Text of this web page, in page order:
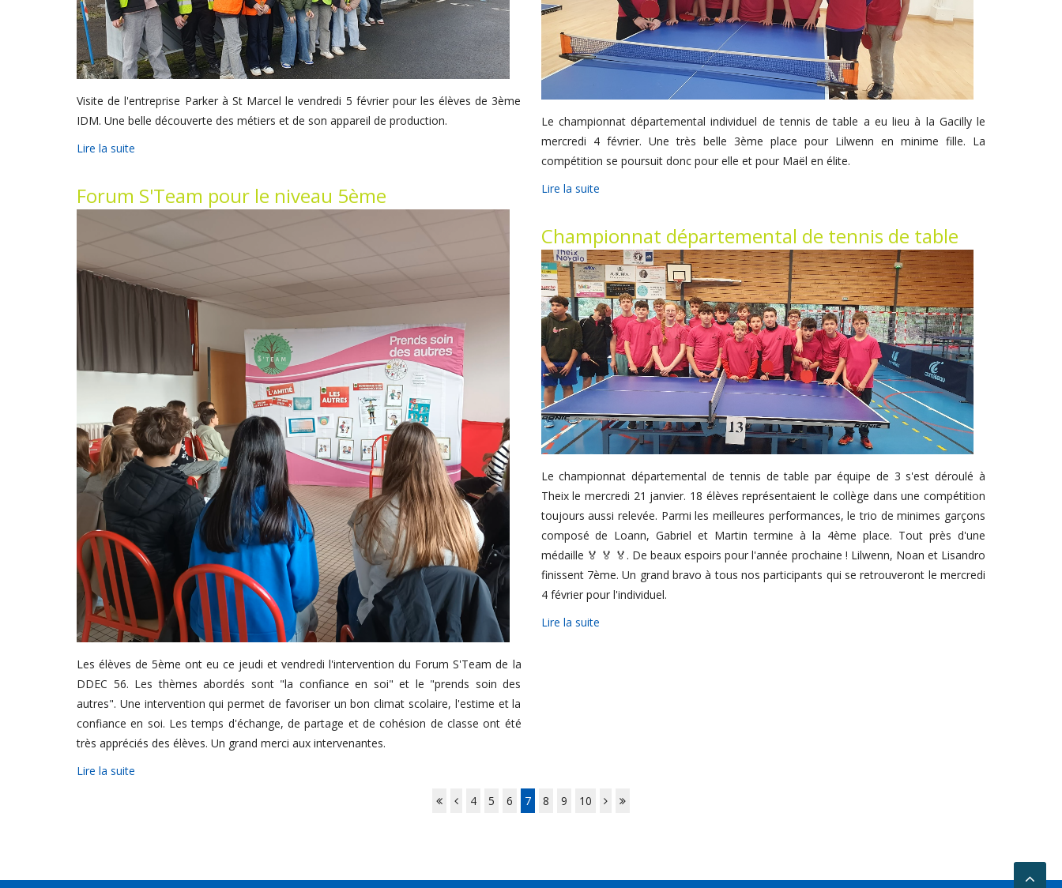
Visite de l'entreprise Parker à St Marcel le vendredi 5 février pour les élèves de 3ème
IDM. Une belle découverte des métiers et de son appareil de production.
Lire la suite
Forum S'Team pour le niveau 5ème
Les élèves de 5ème ont eu ce jeudi et vendredi l'intervention du Forum S'Team de la
DDEC 56. Les thèmes abordés sont "la confiance en soi" et le "prends soin des
autres". Une intervention qui permet de favoriser un bon climat scolaire, l'estime et la
confiance en soi. Les temps d'échange, de partage et de cohésion de classe ont été
très appréciés des élèves. Un grand merci aux intervenantes.
Lire la suite
Le championnat départemental individuel de tennis de table a eu lieu à la Gacilly le
mercredi 4 février. Une très belle 3ème place pour Lilwenn en minime fille. La
compétition se poursuit donc pour elle et pour Maël en élite.
Lire la suite
Championnat départemental de tennis de table
Le championnat départemental de tennis de table par équipe de 3 s'est déroulé à
Theix le mercredi 21 janvier. 18 élèves représentaient le collège dans une compétition
toujours aussi relevée. Parmi les meilleures performances, le trio de minimes garçons
composé de Loann, Gabriel et Martin termine à la 4ème place. Tout près d'une
médaille 🏅 🏅 🏅. De beaux espoirs pour l'année prochaine ! Lilwenn, Noan et Lisandro
finissent 7ème. Un grand bravo à tous nos participants qui se retrouveront le mercredi
4 février pour l'individuel.
Lire la suite
4 5 6 7 8 9 10